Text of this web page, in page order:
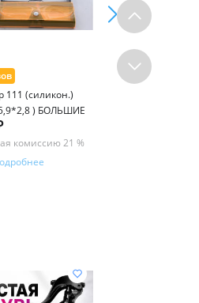
111 (силикон.)
) БОЛЬШИЕ
комиссию 21 %